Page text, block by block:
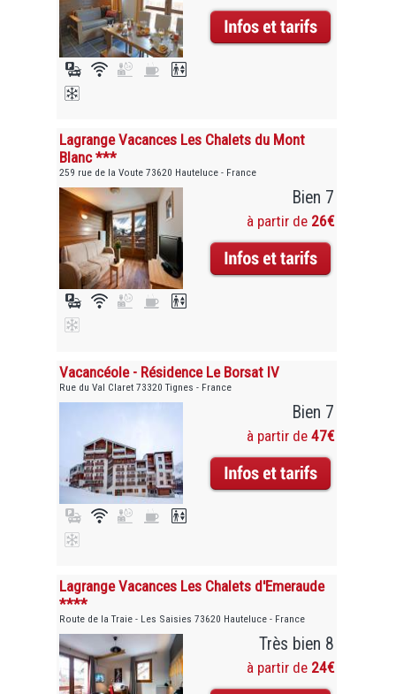
Lagrange Vacances Les Chalets du Mont
Blanc ***
259 rue de la Voute 73620 Hauteluce - France
Bien 7
à partir de 26€
Vacancéole - Résidence Le Borsat IV
Rue du Val Claret 73320 Tignes - France
Bien 7
à partir de 47€
Lagrange Vacances Les Chalets d'Emeraude
****
Route de la Traie - Les Saisies 73620 Hauteluce - France
Très bien 8
à partir de 24€